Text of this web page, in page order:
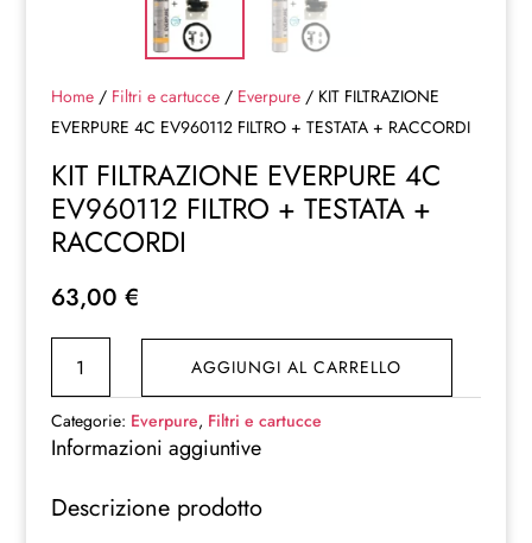
Home/ Filtri e cartucce/ Everpure/ KIT FILTRAZIONE
EVERPURE 4C EV960112 FILTRO + TESTATA + RACCORDI
KIT FILTRAZIONE EVERPURE 4C
EV960112 FILTRO + TESTATA +
RACCORDI
63,00 €
FILTRAZIONE
EVERPURE
4C
FILTRO
AGGIUNGI AL CARRELLO
Categorie: Everpure, Filtri e cartucce
Informazioni aggiuntive
Descrizione prodotto